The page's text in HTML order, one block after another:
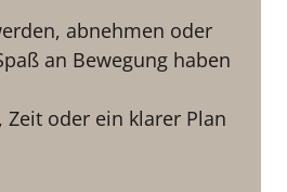
abnehmen oder
an Bewegung haben
oder ein klarer Plan